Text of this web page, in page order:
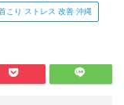
こり ストレス 改善 沖縄